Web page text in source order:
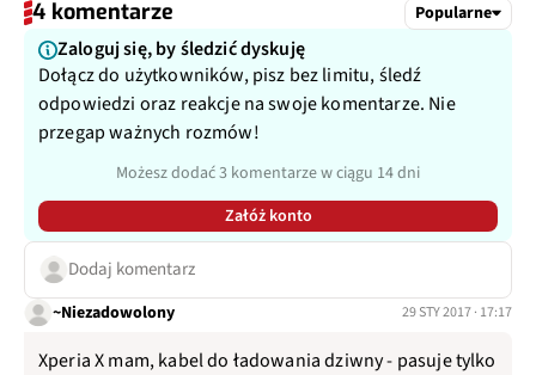
4 komentarze Popularne
Zaloguj się, by śledzić dyskuję
Dołącz do użytkowników, pisz bez limitu, śledź
odpowiedzi oraz reakcje na swoje komentarze. Nie
przegap ważnych rozmów!
Możesz dodać 3 komentarze w ciągu 14 dni
Załóż konto
Dodaj komentarz
~Niezadowolony 29 STY 2017 · 17:17
Xperia X mam, kabel do ładowania dziwny - pasuje tylko